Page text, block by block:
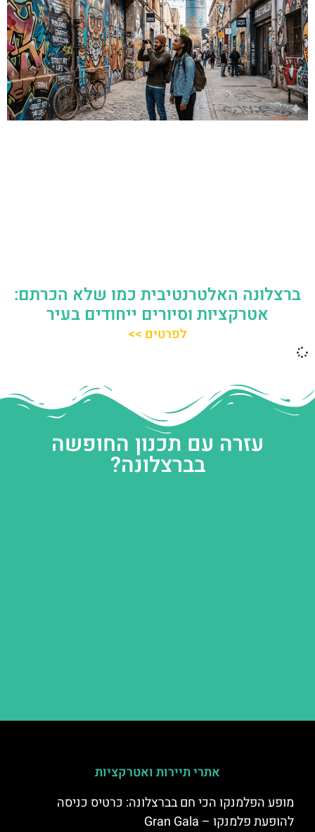
ברצלונה האלטרנטיבית כמו שלא הכרתם:
אטרקציות וסיורים ייחודים בעיר
לפרטים >>
עזרה עם תכנון החופשה
בברצלונה?
אתרי תיירות ואטרקציות
מופע הפלמנקו הכי חם בברצלונה: כרטיס כניסה
להופעת פלמנקו – Gran Gala